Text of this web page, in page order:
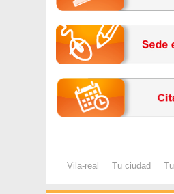
Vila-real Tu ciudad